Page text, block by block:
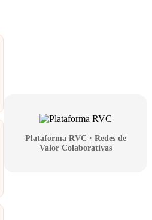
Plataforma RVC · Redes de
Valor Colaborativas